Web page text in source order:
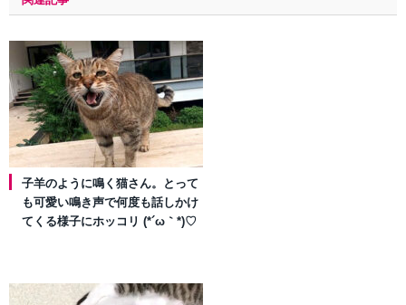
子羊のように鳴く猫さん。とって
も可愛い鳴き声で何度も話しかけ
てくる様子にホッコリ (*´ω｀*)♡